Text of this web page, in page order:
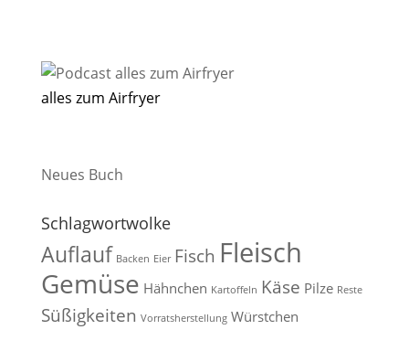
alles zum Airfryer
Neues Buch
Schlagwortwolke
Auflauf Backen Eier Fisch Fleisch
Gemüse Hähnchen Kartoffeln Käse Pilze Reste
Süßigkeiten Vorratsherstellung Würstchen